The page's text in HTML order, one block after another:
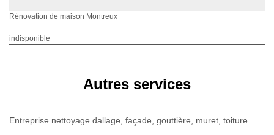
Rénovation de maison Montreux
indisponible
Autres services
Entreprise nettoyage dallage, façade, gouttière, muret, toiture